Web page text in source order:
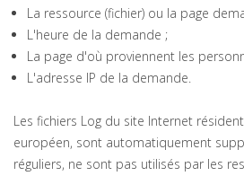
La ressource (fichier) ou la page
L'heure de la demande ;
La page d'où proviennent les
L'adresse IP de la demande.
Les fichiers Log du site Internet
européen, sont automatiquement
réguliers, ne sont pas utilisés par les